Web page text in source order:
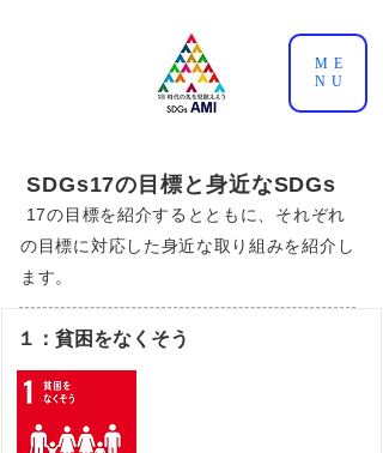
ME
NU
SDGs17の目標と身近なSDGs
17の目標を紹介するとともに、それぞれ
の目標に対応した身近な取り組みを紹介し
ます。
１：貧困をなくそう